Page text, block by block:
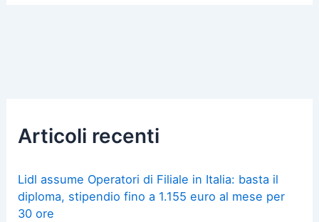
Articoli recenti
Lidl assume Operatori di Filiale in Italia: basta il
diploma, stipendio fino a 1.155 euro al mese per
30 ore